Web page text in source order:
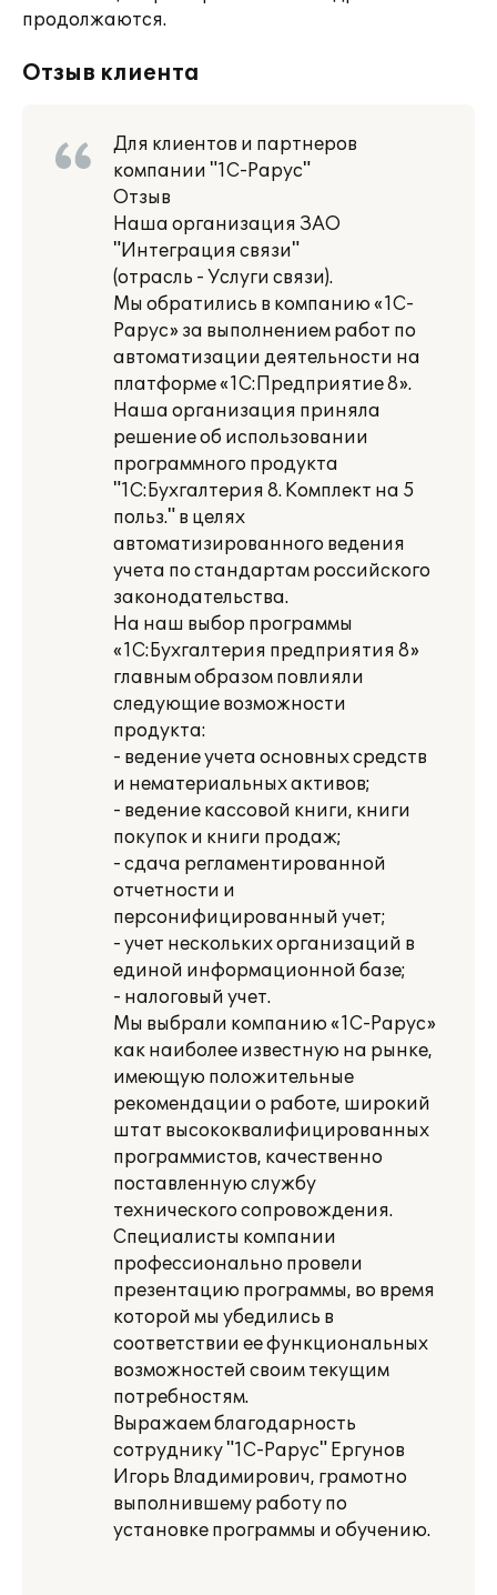
продолжаются.
Отзыв клиента
Для клиентов и партнеров
компании "1С-Рарус"
Отзыв
Наша организация ЗАО
"Интеграция связи"
(отрасль - Услуги связи).
Мы обратились в компанию «1С-
Рарус» за выполнением работ по
автоматизации деятельности на
платформе «1С:Предприятие 8».
Наша организация приняла
решение об использовании
программного продукта
"1С:Бухгалтерия 8. Комплект на 5
польз." в целях
автоматизированного ведения
учета по стандартам российского
законодательства.
На наш выбор программы
«1С:Бухгалтерия предприятия 8»
главным образом повлияли
следующие возможности
продукта:
- ведение учета основных средств
и нематериальных активов;
- ведение кассовой книги, книги
покупок и книги продаж;
- сдача регламентированной
отчетности и
персонифицированный учет;
- учет нескольких организаций в
единой информационной базе;
- налоговый учет.
Мы выбрали компанию «1С-Рарус»
как наиболее известную на рынке,
имеющую положительные
рекомендации о работе, широкий
штат высококвалифицированных
программистов, качественно
поставленную службу
технического сопровождения.
Специалисты компании
профессионально провели
презентацию программы, во время
которой мы убедились в
соответствии ее функциональных
возможностей своим текущим
потребностям.
Выражаем благодарность
сотруднику "1С-Рарус" Ергунов
Игорь Владимирович, грамотно
выполнившему работу по
установке программы и обучению.